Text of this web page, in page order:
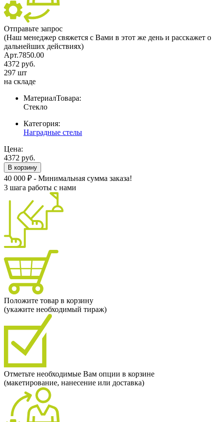
Отправьте запрос
(Наш менеджер свяжется с Вами в этот же день и расскажет о
дальнейших действиях)
Арт.7850.00
4372 руб.
297 шт
на складе
МатериалТовара:
Стекло
Категория:
Наградные стелы
Цена:
4372 руб.
В корзину
40 000 ₽ - Минимальная сумма заказа!
3 шага работы с нами
Положите товар в корзину
(укажите необходимый тираж)
Отметьте необходимые Вам опции в корзине
(макетирование, нанесение или доставка)